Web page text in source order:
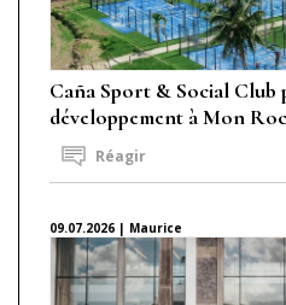
Caña Sport & Social Club
développement à Mon
Réagir
09.07.2026 | Maurice